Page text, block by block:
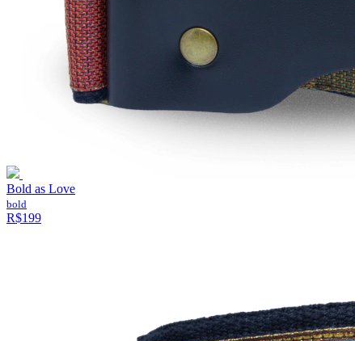
Bold as Love
bold
R$199